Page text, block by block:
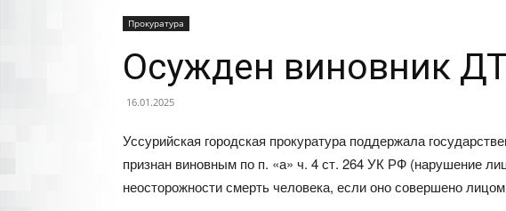
Прокуратура
Осужден виновник
16.01.2025
Уссурийская городская прокуратура поддержала
признан виновным по п. «а» ч. 4 ст. 264 УК РФ (нарушение
неосторожности смерть человека, если оно совершено